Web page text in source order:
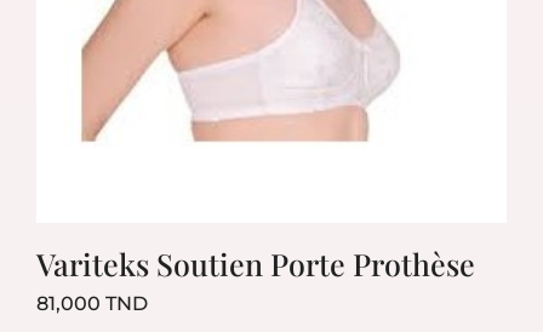
Variteks Soutien Porte Prothèse
81,000 TNDPrix